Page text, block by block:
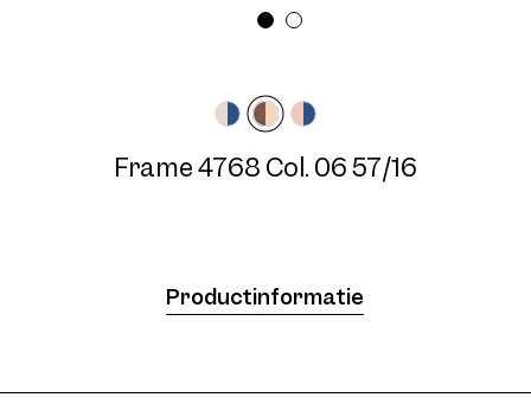
Frame 4768 Col. 06 57/16
Productinformatie
Frame 4768 Col. 07 57/16